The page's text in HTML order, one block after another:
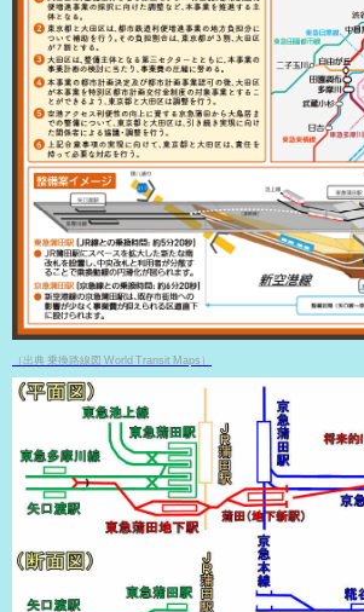
（出典 乗換路線図 World Transit Maps）